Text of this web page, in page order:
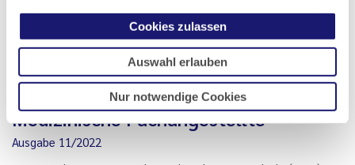
Cookies zulassen
Auswahl erlauben
Nur notwendige Cookies
Lernort Carl-Oelemann-Schule:
Arbeitsmedizin/Betriebsmedizin für
Medizinische Fachangestellte
Ausgabe 11/2022